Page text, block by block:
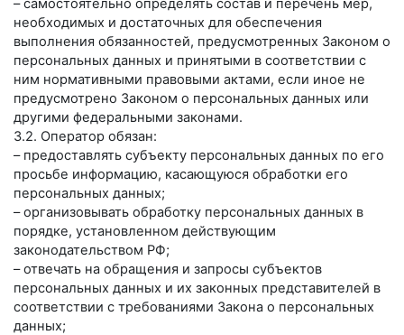
– самостоятельно определять состав и перечень мер,
необходимых и достаточных для обеспечения
выполнения обязанностей, предусмотренных Законом о
персональных данных и принятыми в соответствии с
ним нормативными правовыми актами, если иное не
предусмотрено Законом о персональных данных или
другими федеральными законами.
3.2. Оператор обязан:
– предоставлять субъекту персональных данных по его
просьбе информацию, касающуюся обработки его
персональных данных;
– организовывать обработку персональных данных в
порядке, установленном действующим
законодательством РФ;
– отвечать на обращения и запросы субъектов
персональных данных и их законных представителей в
соответствии с требованиями Закона о персональных
данных;